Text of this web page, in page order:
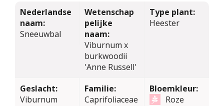
Nederlandse
naam:
Sneeuwbal
Wetenschap
pelijke
naam:
Viburnum x
burkwoodii
'Anne Russell'
Type plant:
Heester
Geslacht:
Viburnum
Familie:
Caprifoliaceae
Bloemkleur:
Roze